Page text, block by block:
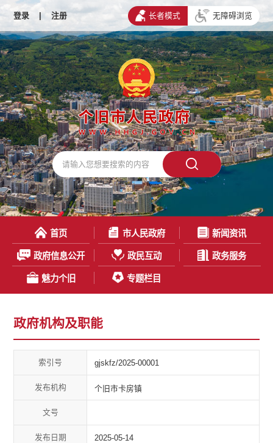
登录 | 注册 长者模式 无障碍浏览
首页 市人民政府 新闻资讯
政府信息公开 政民互动 政务服务
魅力个旧 专题栏目
政府机构及职能
索引号 gjskfz/2025-00001
发布机构 个旧市卡房镇
文号
发布日期 2025-05-14